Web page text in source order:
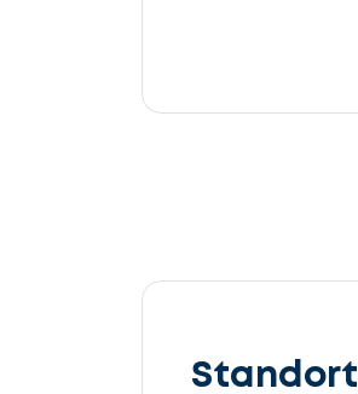
Standort
Lassen